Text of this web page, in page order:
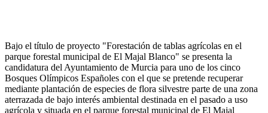
Bajo el título de proyecto "Forestación de tablas agrícolas en el
parque forestal municipal de El Majal Blanco" se presenta la
candidatura del Ayuntamiento de Murcia para uno de los cinco
Bosques Olímpicos Españoles con el que se pretende recuperar
mediante plantación de especies de flora silvestre parte de una zona
aterrazada de bajo interés ambiental destinada en el pasado a uso
agrícola y situada en el parque forestal municipal de El Majal